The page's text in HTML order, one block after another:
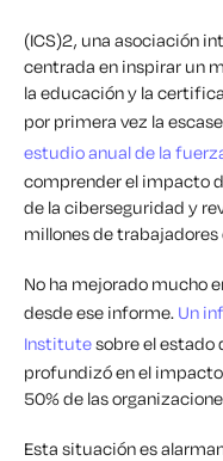
(ICS)2, una asociación
centrada en inspirar un
la educación y la
por primera vez la
estudio anual de la
comprender el impacto
de la ciberseguridad y
millones de
No ha mejorado mucho
desde ese informe. Un
Institutesobre el estado
profundizó en el
50% de las
Esta situación es